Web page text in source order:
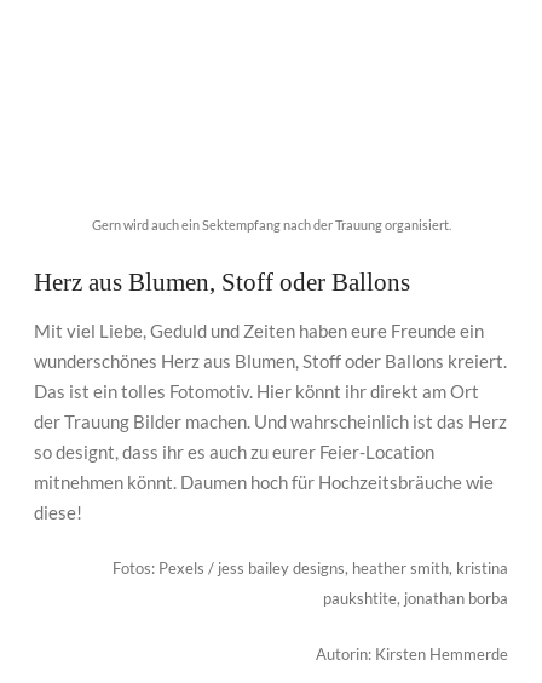
Gern wird auch ein Sektempfang nach der Trauung organisiert.
Herz aus Blumen, Stoff oder Ballons
Mit viel Liebe, Geduld und Zeiten haben eure Freunde ein
wunderschönes Herz aus Blumen, Stoff oder Ballons kreiert.
Das ist ein tolles Fotomotiv. Hier könnt ihr direkt am Ort
der Trauung Bilder machen. Und wahrscheinlich ist das Herz
so designt, dass ihr es auch zu eurer Feier-Location
mitnehmen könnt. Daumen hoch für Hochzeitsbräuche wie
diese!
Fotos: Pexels / jess bailey designs, heather smith, kristina
paukshtite, jonathan borba
Autorin: Kirsten Hemmerde